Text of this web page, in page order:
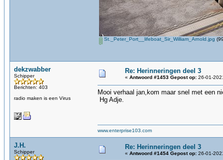
St._Peter_Port__lifeboat_Sir_William_Arnold.jpg
dekzwabber
Schipper
Berichten: 403
radio maken is een Virus
Re: Herinneringen deel 3
« Antwoord #1453 Gepost op: 26-01-
Mooi verhaal jan,kom maar snel met een
Hg Adje.
www.enterprise103.com
J.H.
Schipper
Re: Herinneringen deel 3
« Antwoord #1454 Gepost op: 26-01-